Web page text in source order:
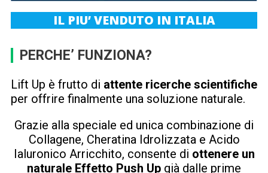
IL PIU’ VENDUTO IN ITALIA
PERCHE’ FUNZIONA?
Lift Up è frutto di attente ricerche scientifiche
per offrire finalmente una soluzione naturale.
Grazie alla speciale ed unica combinazione di
Collagene, Cheratina Idrolizzata e Acido
Ialuronico Arricchito, consente di ottenere un
naturale Effetto Push Up già dalle prime